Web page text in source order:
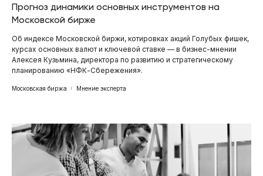
Прогноз динамики основных инструментов на
Московской бирже
Об индексе Московской биржи, котировках акций Голубых фишек,
курсах основных валют и ключевой ставке — в бизнес-мнении
Алексея Кузьмина, директора по развитию и стратегическому
планированию «НФК-Сбережения».
Московская биржа Мнение эксперта